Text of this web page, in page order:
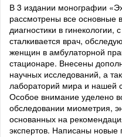
В 3 издании монографии
рассмотрены все основные
диагностики в
сталкивается врач,
женщин в амбулаторной
стационаре. Внесены
научных исследований, а
лабораторий мира и нашей
Особое внимание уделено
обследовании миометрия,
основанных на
экспертов. Написаны